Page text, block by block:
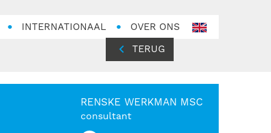
INTERNATIONAAL OVER ONS
en-
TERUG
RENSKE WERKMAN MSC
consultant